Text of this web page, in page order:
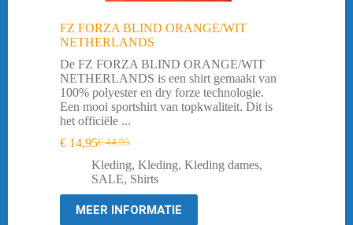
FZ FORZA BLIND ORANGE/WIT
NETHERLANDS
De FZ FORZA BLIND ORANGE/WIT
NETHERLANDS is een shirt gemaakt van
100% polyester en dry forze technologie.
Een mooi sportshirt van topkwaliteit. Dit is
het officiële ...
€44,95
Oorspronkelijke
prijs
was:
€ 14,95Huidige
prijs
is:
Kleding, Kleding, Kleding dames,
SALE, Shirts
MEER INFORMATIE